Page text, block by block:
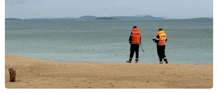
Xem trực tiếp Indonesia-Việt Nam tại
ASEAN Cup 2026 trên kênh nào?
03/08/2026 09:21